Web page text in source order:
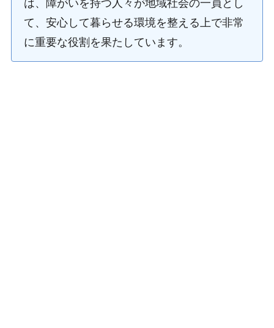
は、障がいを持つ人々が地域社会の一員とし
て、安心して暮らせる環境を整える上で非常
に重要な役割を果たしています。